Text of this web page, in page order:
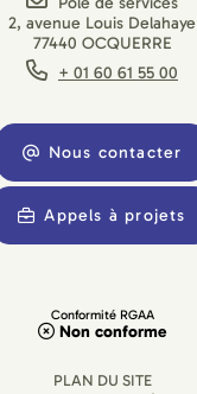
2, avenue Louis Delahaye
77440 OCQUERRE
+ 01 60 61 55 00
Nous contacter
Appels à projets
Conformité RGAA
Non conforme
PLAN DU SITE